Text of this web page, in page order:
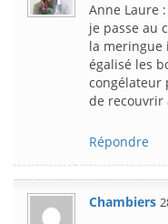
Anne Laure
je passe au
la meringue
égalisé les
congélateur
de recouvrir
Répondre
Chambiers